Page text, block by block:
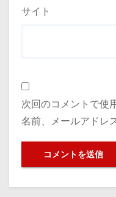
サイト
次回のコメントで使
名前、メールアドレ